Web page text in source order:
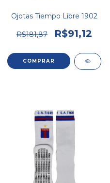
Ojotas Tiempo Libre 1902
R$181,87 R$91,12
COMPRAR